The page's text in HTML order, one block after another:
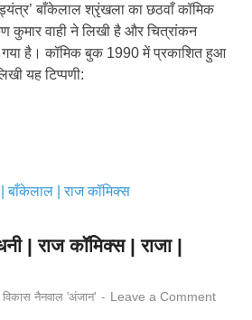
बाँकेलाल श्रृंखला का छठवाँ कॉमिक
कुमार वाही ने लिखी है और चित्रांकन
गया है। कॉमिक बुक 1990 में प्रकाशित हुआ
यह टिप्पणी:
| राज कॉमिक्स | राजा |
विकास नैनवाल 'अंजान' - Leave a Comment